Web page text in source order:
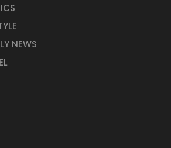
NEWS